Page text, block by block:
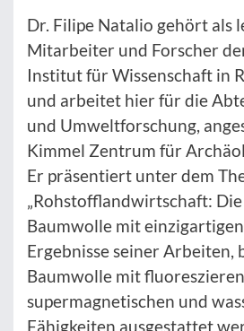
Dr. Filipe Natalio gehört als
Mitarbeiter und Forscher
Institut für Wissenschaft in
und arbeitet hier für die
und Umweltforschung,
Kimmel Zentrum für
Er präsentiert unter dem
„Rohstofflandwirtschaft:
Baumwolle mit
Ergebnisse seiner Arbeiten,
Baumwolle mit
supermagnetischen und
Fähigkeiten ausgestattet